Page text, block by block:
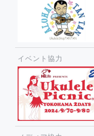
イベント協力